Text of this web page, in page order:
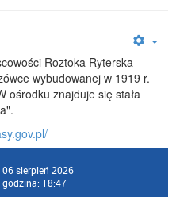
Roztoka Ryterska
wybudowanej w 1919 r.
ośrodku znajduje się stała
06 sierpień 2026
godzina: 18:47